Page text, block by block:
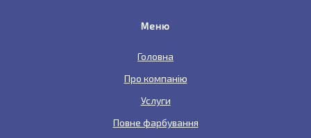
Меню
Головна
Про компанію
Услуги
Повне фарбування